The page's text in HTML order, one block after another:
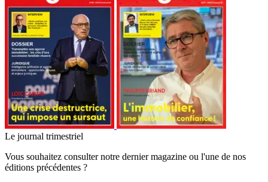
Le journal trimestriel
Vous souhaitez consulter notre dernier magazine ou l'une de nos
éditions précédentes ?